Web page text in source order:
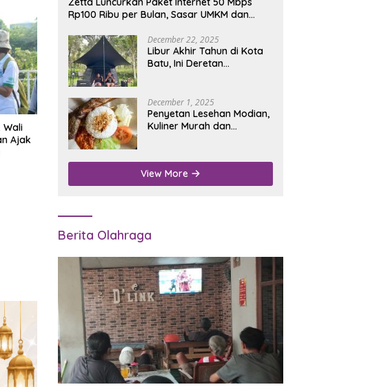
Wali
Ajak
Rp100 Ribu per Bulan, Sasar UMKM dan
December 22, 2025
Libur Akhir Tahun di Kota
Batu, Ini Deretan
December 1, 2025
Penyetan Lesehan Modian,
Kuliner Murah dan
Nganjuk
View More
Berita Olahraga